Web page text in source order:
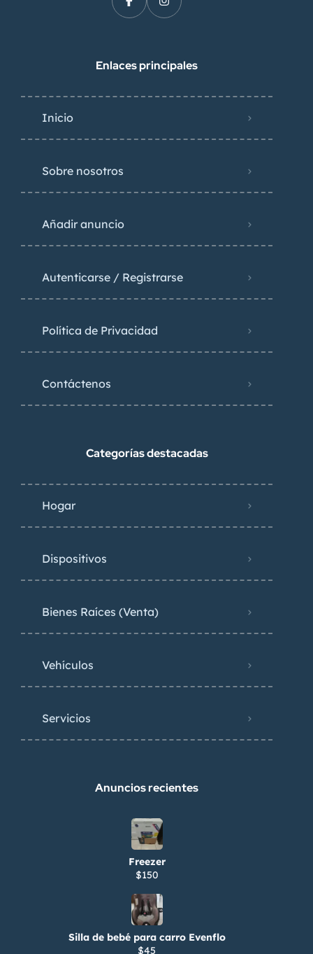
Enlaces principales
Inicio
Sobre nosotros
Añadir anuncio
Autenticarse / Registrarse
Política de Privacidad
Contáctenos
Categorías destacadas
Hogar
Dispositivos
Bienes Raíces (Venta)
Vehículos
Servicios
Anuncios recientes
Freezer
$150
Silla de bebé para carro Evenflo
$45